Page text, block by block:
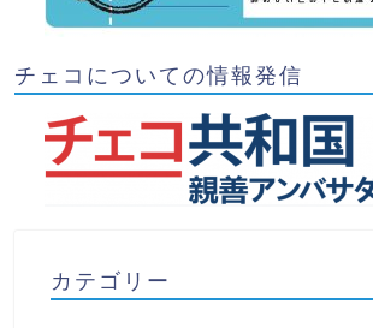
チェコについての情報発信
カテゴリー